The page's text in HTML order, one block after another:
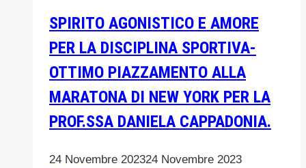
Il
Parco
Madonie
è
stato
come
SPIRITO AGONISTICO E AMORE
PER LA DISCIPLINA SPORTIVA-
OTTIMO PIAZZAMENTO ALLA
MARATONA DI NEW YORK PER LA
PROF.SSA DANIELA CAPPADONIA.
24 Novembre 202324 Novembre 2023